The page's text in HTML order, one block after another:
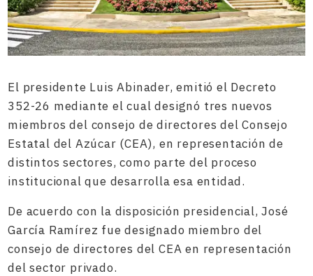
El presidente Luis Abinader, emitió el Decreto
352-26 mediante el cual designó tres nuevos
miembros del consejo de directores del Consejo
Estatal del Azúcar (CEA), en representación de
distintos sectores, como parte del proceso
institucional que desarrolla esa entidad.
De acuerdo con la disposición presidencial, José
García Ramírez fue designado miembro del
consejo de directores del CEA en representación
del sector privado.